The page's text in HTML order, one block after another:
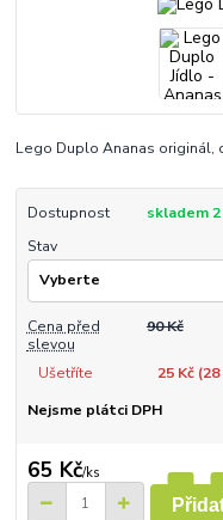
Lego Duplo Ananas originál,
Dostupnost
skladem 2
Stav
Cena před
slevou
90 Kč
Ušetříte 25 Kč (28
Nejsme plátci DPH
65 Kč/ks